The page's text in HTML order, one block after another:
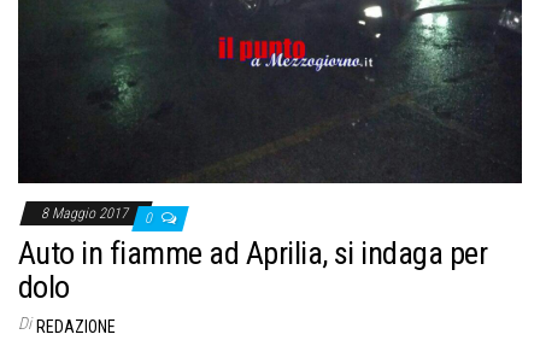
8 Maggio 2017 0
Auto in fiamme ad Aprilia, si indaga per
dolo
Di REDAZIONE